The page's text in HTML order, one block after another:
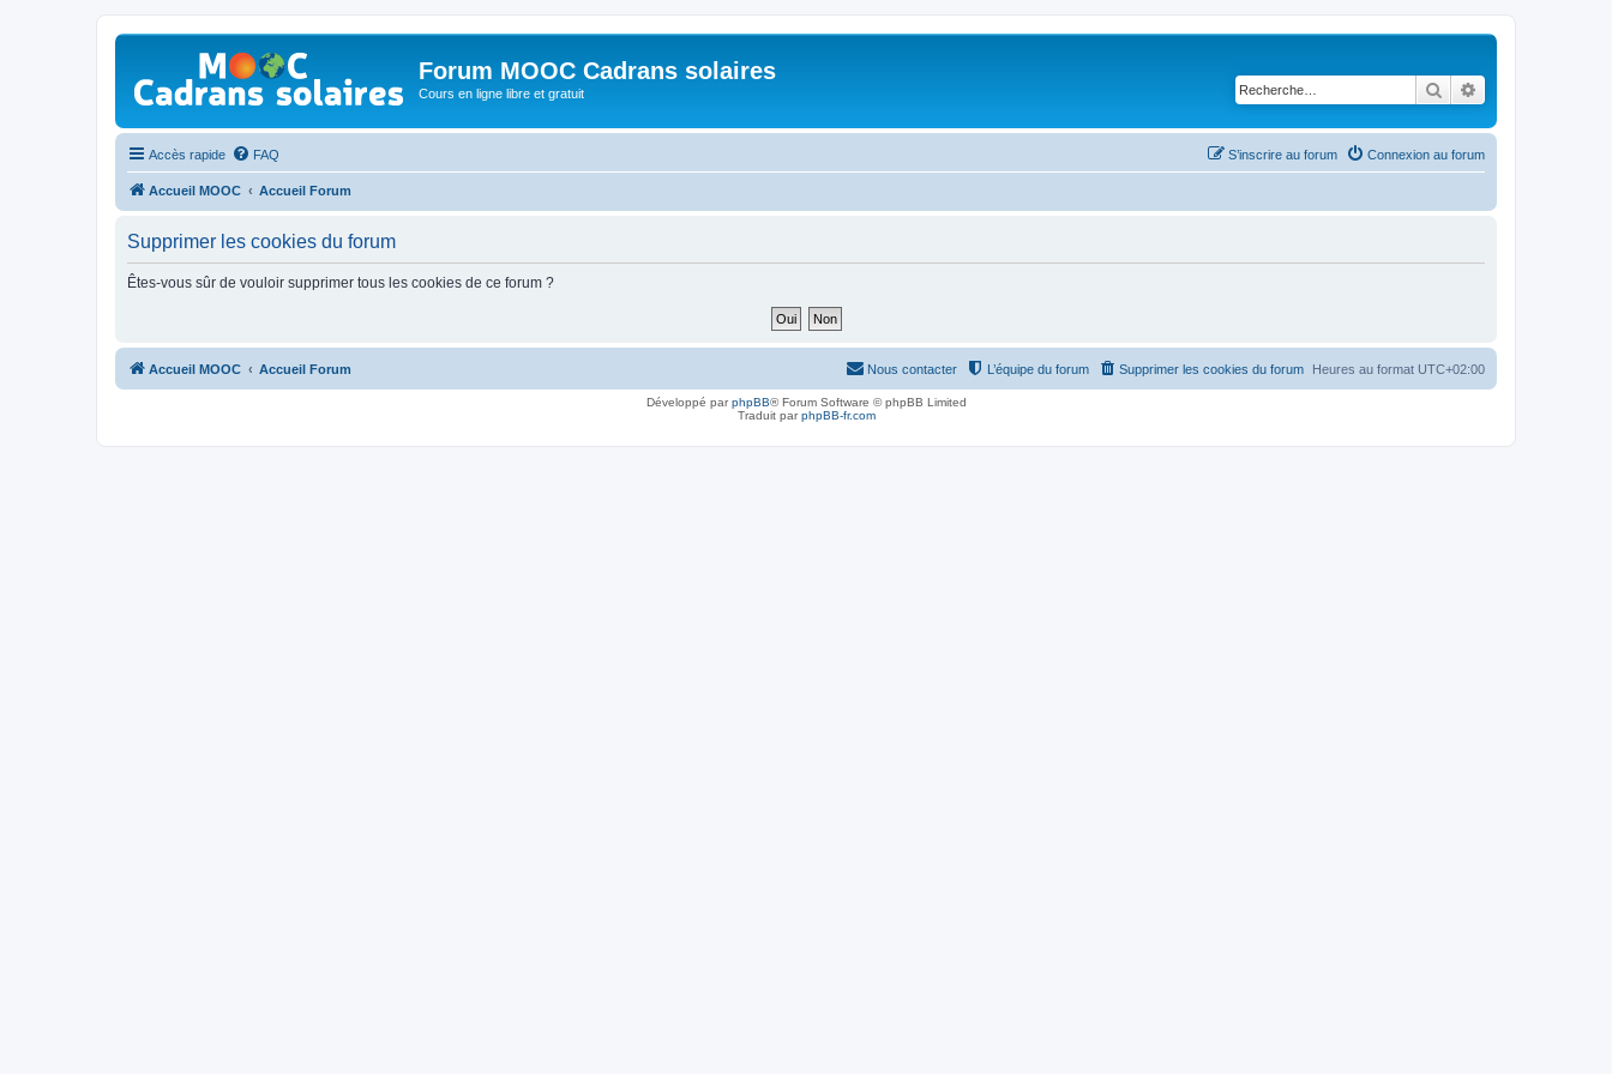
Forum MOOC Cadrans solaires
Cours en ligne libre et gratuit Rechercher
Accès rapide FAQ Connexion au forum
S’inscrire au forum
Accueil MOOC Accueil Forum
Supprimer les cookies du forum
Êtes-vous sûr de vouloir supprimer tous les cookies de ce forum ?
Accueil MOOC Accueil Forum Heures au format UTC+02:00
Supprimer les cookies du forum
L’équipe du forum
Nous contacter
Développé parphpBB® Forum Software © phpBB Limited
Traduit parphpBB-fr.com